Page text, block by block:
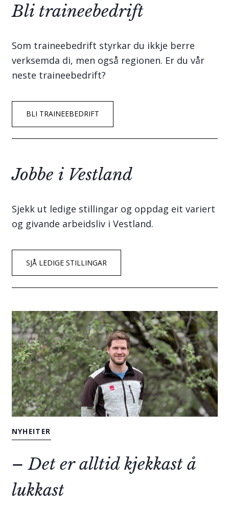
Bli traineebedrift
Som traineebedrift styrkar du ikkje berre
verksemda di, men også regionen. Er du vår
neste traineebedrift?
BLI TRAINEEBEDRIFT
Jobbe i Vestland
Sjekk ut ledige stillingar og oppdag eit variert
og givande arbeidsliv i Vestland.
SJÅ LEDIGE STILLINGAR
NYHEITER
– Det er alltid kjekkast å
lukkast